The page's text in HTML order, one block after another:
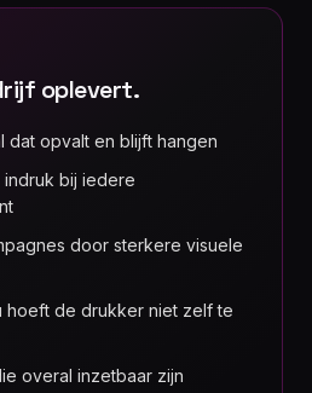
oplevert.
dat opvalt en blijft hangen
bij iedere
door sterkere visuele
de drukker niet zelf te
overal inzetbaar zijn